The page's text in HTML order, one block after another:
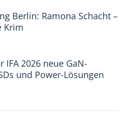
Berlin: Ramona Schacht –
Krim
2026 neue GaN-
und Power-Lösungen